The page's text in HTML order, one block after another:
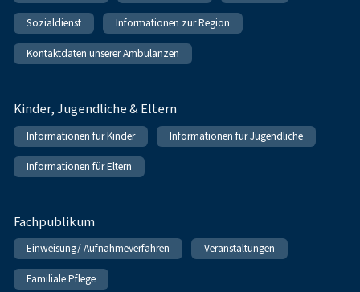
Sozialdienst Informationen zur Region
Kontaktdaten unserer Ambulanzen
Kinder, Jugendliche & Eltern
Informationen für Kinder Informationen für Jugendliche
Informationen für Eltern
Fachpublikum
Einweisung/ Aufnahmeverfahren Veranstaltungen
Familiale Pflege